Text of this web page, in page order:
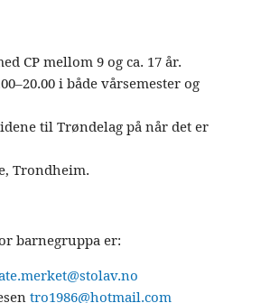
CP mellom 9 og ca. 17 år.
i både vårsemester og
til Trøndelag på når det er
Trondheim.
barnegruppa er:
tro1986@hotmail.com